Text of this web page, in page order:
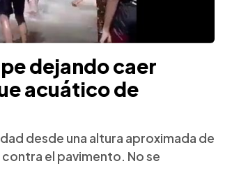
dejando caer
acuático de
desde una altura aproximada de
el pavimento. No se